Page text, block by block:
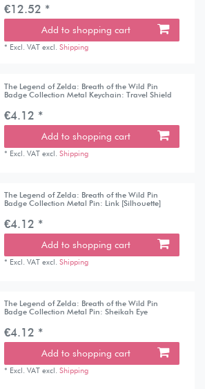
€12.52 *
Add to shopping cart
* Excl. VAT excl.Shipping
The Legend of Zelda: Breath of the Wild Pin
Badge Collection Metal Keychain: Travel Shield
€4.12 *
Add to shopping cart
* Excl. VAT excl.Shipping
The Legend of Zelda: Breath of the Wild Pin
Badge Collection Metal Pin: Link [Silhouette]
€4.12 *
Add to shopping cart
* Excl. VAT excl.Shipping
The Legend of Zelda: Breath of the Wild Pin
Badge Collection Metal Pin: Sheikah Eye
€4.12 *
Add to shopping cart
* Excl. VAT excl.Shipping